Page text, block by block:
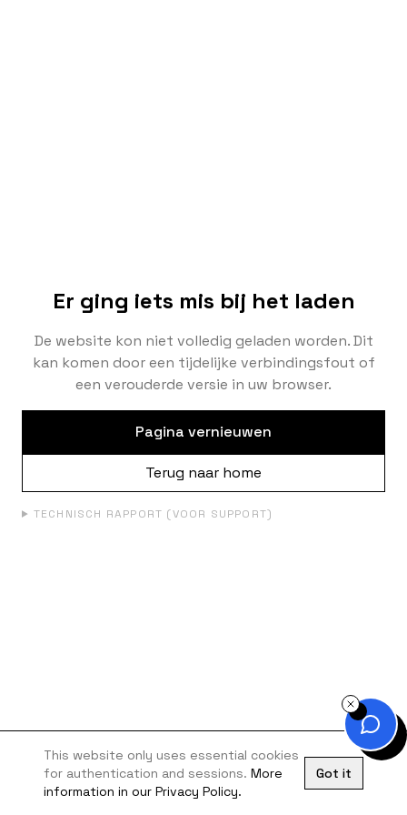
Er ging iets mis bij het laden
De website kon niet volledig geladen worden. Dit
kan komen door een tijdelijke verbindingsfout of
een verouderde versie in uw browser.
Pagina vernieuwen
Terug naar home
TECHNISCH RAPPORT (VOOR SUPPORT)
This website only uses essential cookies
for authentication and sessions. More
information in our Privacy Policy.
Got it